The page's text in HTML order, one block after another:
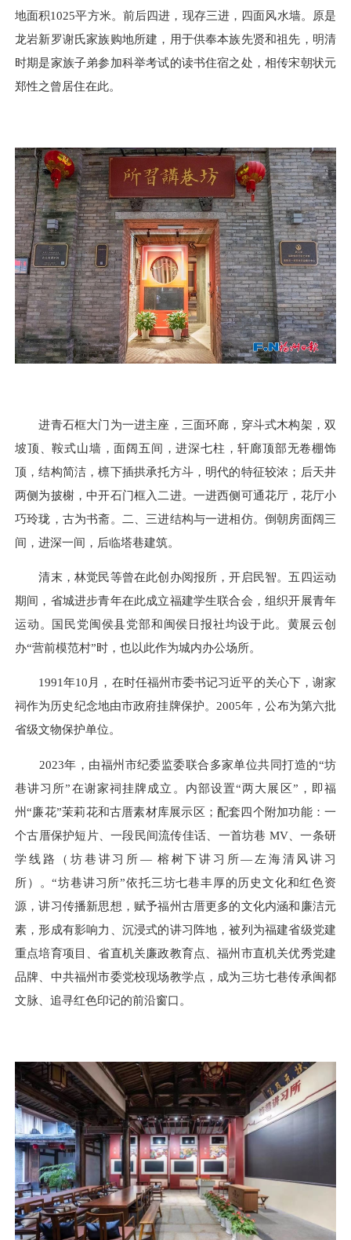
地面积1025平方米。前后四进，现存三进，四面风水墙。原是
龙岩新罗谢氏家族购地所建，用于供奉本族先贤和祖先，明清
时期是家族子弟参加科举考试的读书住宿之处，相传宋朝状元
郑性之曾居住在此。
进青石框大门为一进主座，三面环廊，穿斗式木构架，双
坡顶、鞍式山墙，面阔五间，进深七柱，轩廊顶部无卷棚饰
顶，结构简洁，檩下插拱承托方斗，明代的特征较浓；后天井
两侧为披榭，中开石门框入二进。一进西侧可通花厅，花厅小
巧玲珑，古为书斋。二、三进结构与一进相仿。倒朝房面阔三
间，进深一间，后临塔巷建筑。
清末，林觉民等曾在此创办阅报所，开启民智。五四运动
期间，省城进步青年在此成立福建学生联合会，组织开展青年
运动。国民党闽侯县党部和闽侯日报社均设于此。黄展云创
办“营前模范村”时，也以此作为城内办公场所。
1991年10月，在时任福州市委书记习近平的关心下，谢家
祠作为历史纪念地由市政府挂牌保护。2005年，公布为第六批
省级文物保护单位。
2023年，由福州市纪委监委联合多家单位共同打造的“坊
巷讲习所”在谢家祠挂牌成立。内部设置“两大展区”，即福
州“廉花”茉莉花和古厝素材库展示区；配套四个附加功能：一
个古厝保护短片、一段民间流传佳话、一首坊巷 MV、一条研
学线路（坊巷讲习所— 榕树下讲习所—左海清风讲习
所）。“坊巷讲习所”依托三坊七巷丰厚的历史文化和红色资
源，讲习传播新思想，赋予福州古厝更多的文化内涵和廉洁元
素，形成有影响力、沉浸式的讲习阵地，被列为福建省级党建
重点培育项目、省直机关廉政教育点、福州市直机关优秀党建
品牌、中共福州市委党校现场教学点，成为三坊七巷传承闽都
文脉、追寻红色印记的前沿窗口。